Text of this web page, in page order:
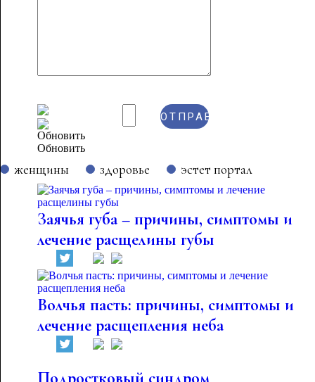
Обновить
женщины здоровье эстет портал
Заячья губа – причины, симптомы и
лечение расщелины губы
Волчья пасть: причины, симптомы и
лечение расщепления неба